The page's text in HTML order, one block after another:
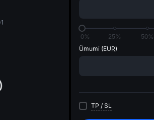
0% 25% 50%
Ümumi (EUR)
TP / SL